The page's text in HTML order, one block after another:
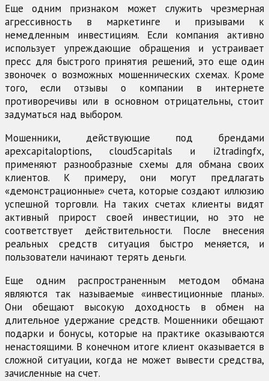
Еще одним признаком может служить чрезмерная
агрессивность в маркетинге и призывами к
немедленным инвестициям. Если компания активно
использует упреждающие обращения и устраивает
пресс для быстрого принятия решений, это еще один
звоночек о возможных мошеннических схемах. Кроме
того, если отзывы о компании в интернете
противоречивы или в основном отрицательны, стоит
задуматься над выбором.
Мошенники, действующие под брендами
apexcapitaloptions, cloud5capitals и i2tradingfx,
применяют разнообразные схемы для обмана своих
клиентов. К примеру, они могут предлагать
«демонстрационные» счета, которые создают иллюзию
успешной торговли. На таких счетах клиенты видят
активный прирост своей инвестиции, но это не
соответствует действительности. После внесения
реальных средств ситуация быстро меняется, и
пользователи начинают терять деньги.
Еще одним распространенным методом обмана
являются так называемые «инвестиционные планы».
Они обещают высокую доходность в обмен на
длительное удержание средств. Мошенники обещают
подарки и бонусы, которые на практике оказываются
ненастоящими. В конечном итоге клиент оказывается в
сложной ситуации, когда не может вывести средства,
зачисленные на счет.